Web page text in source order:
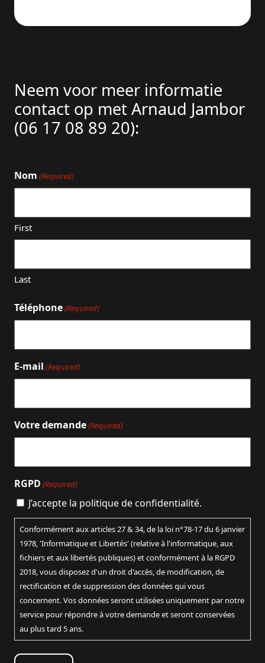
Neem voor meer informatie
contact op met Arnaud Jambor
(06 17 08 89 20):
Nom (Required)
First
Last
Téléphone(Required)
E-mail (Required)
Votre demande(Required)
RGPD (Required)
J’accepte la politique de confidentialité.
Conformément aux articles 27 & 34, de la loi n°78-17 du 6 janvier
1978, 'Informatique et Libertés' (relative à l'informatique, aux
fichiers et aux libertés publiques) et conformément à la RGPD
2018, vous disposez d'un droit d'accès, de modification, de
rectification et de suppression des données qui vous
concernent. Vos données seront utilisées uniquement par notre
service pour répondre à votre demande et seront conservées
au plus tard 5 ans.